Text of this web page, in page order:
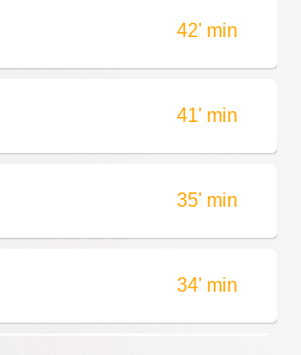
42' min
41' min
35' min
34' min